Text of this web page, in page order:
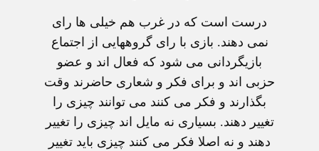
درست است که در غرب هم خيلی ها رای
نمی دهند. بازی با رای گروههايی از اجتماع
بازيگردانی می شود که فعال اند و عضو
حزبی اند و برای فکر و شعاری حاضرند وقت
بگذارند و فکر می کنند می توانند چيزی را
تغيير دهند. بسياری نه مايل اند چيزی را تغيير
دهند و نه اصلا فکر می کنند چيزی بايد تغيير